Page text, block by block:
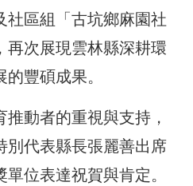
社區組「古坑鄉麻園社
再次展現雲林縣深耕環
豐碩成果。
動者的重視與支持，
別代表縣長張麗善出席
位表達祝賀與肯定。